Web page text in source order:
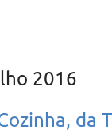
2016
da